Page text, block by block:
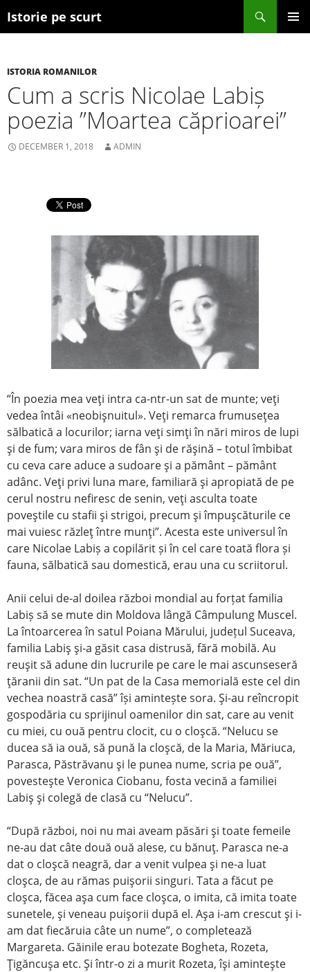
Istorie pe scurt
Search
SKIP TO CONTENT
ISTORIA ROMANILOR
Cum a scris Nicolae Labiș
poezia ”Moartea căprioarei”
DECEMBER 1, 2018 ADMIN
“În poezia mea veţi intra ca-ntr-un sat de munte; veţi
vedea întâi «neobişnuitul». Veţi remarca frumuseţea
sălbatică a locurilor; iarna veţi simţi în nări miros de lupi
şi de fum; vara miros de fân şi de răşină – totul îmbibat
cu ceva care aduce a sudoare şi a pământ – pământ
adânc. Veţi privi luna mare, familiară şi apropiată de pe
cerul nostru nefiresc de senin, veţi asculta toate
poveştile cu stafii şi strigoi, precum şi împuşcăturile ce
mai vuiesc răzleţ între munţi”. Acesta este universul în
care Nicolae Labiș a copilărit și în cel care toată flora și
fauna, sălbatică sau domestică, erau una cu scriitorul.
Anii celui de-al doilea război mondial au forțat familia
Labiș să se mute din Moldova lângă Câmpulung Muscel.
La întoarcerea în satul Poiana Mărului, județul Suceava,
familia Labiş şi-a găsit casa distrusă, fără mobilă. Au
reuşit să adune din lucrurile pe care le mai ascunseseră
ţăranii din sat. “Un pat de la Casa memorială este cel din
vechea noastră casă” își amintește sora. Şi-au reîncropit
gospodăria cu sprijinul oamenilor din sat, care au venit
cu miei, cu ouă pentru clocit, cu o cloşcă. “Nelucu se
ducea să ia ouă, să pună la cloşcă, de la Maria, Măriuca,
Parasca, Păstrăvanu şi le punea nume, scria pe ouă”,
povesteşte Veronica Ciobanu, fosta vecină a familiei
Labiş şi colegă de clasă cu “Nelucu”.
“După război, noi nu mai aveam păsări şi toate femeile
ne-au dat câte două ouă alese, cu bănuţ. Parasca ne-a
dat o cloşcă neagră, dar a venit vulpea şi ne-a luat
cloşca, de au rămas puişorii singuri. Tata a făcut pe
cloşca, făcea aşa cum face cloşca, o imita, că imita toate
sunetele, şi veneau puişorii după el. Aşa i-am crescut şi i-
am dat fiecăruia câte un nume”, o completează
Margareta. Găinile erau botezate Bogheta, Rozeta,
Ţigăncuşa etc. Şi într-o zi a murit Rozeta, îşi aminteşte